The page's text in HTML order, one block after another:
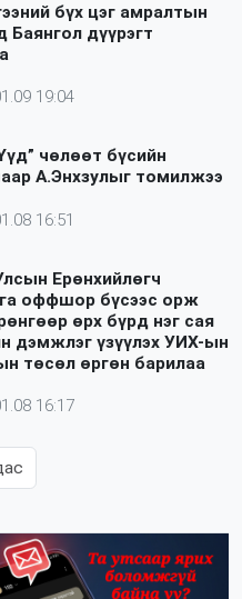
бүх цэг амралтын
Баянгол дүүрэгт
19:04
чөлөөт бүсийн
А.Энхзулыг томилжээ
16:51
Ерөнхийлөгч
оффшор бүсээс орж
өрх бүрд нэг сая
дэмжлэг үзүүлэх УИХ-ын
төсөл өргөн барилаа
16:17